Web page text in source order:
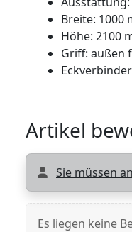
Breite: 1000
Höhe: 2100
Griff: außen
Artikel
Sie müssen
Es liegen keine